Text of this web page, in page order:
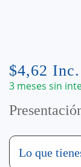
$4,62
3 meses sin
Lo que